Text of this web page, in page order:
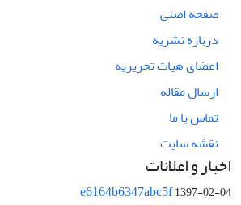
صفحه اصلی
درباره نشریه
اعضای هیات تحریریه
ارسال مقاله
تماس با ما
نقشه سایت
اخبار و اعلانات
e6164b6347abc5f1397-02-04